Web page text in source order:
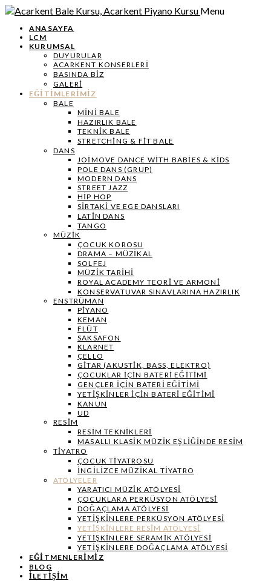
Menu
ANASAYFA
LCM
KURUMSAL
DUYURULAR
ACARKENT KONSERLERİ
BASINDA BİZ
GALERİ
EĞİTİMLERİMİZ
BALE
MİNİ BALE
HAZIRLIK BALE
TEKNIK BALE
STRETCHING & FIT BALE
DANS
JOIMOVE DANCE WITH BABIES & KIDS
POLE DANS (GRUP)
MODERN DANS
STREET JAZZ
HIP HOP
SIRTAKI VE EGE DANSLARI
LATIN DANS
TANGO
MÜZIK
ÇOCUK KOROSU
DRAMA – MÜZIKAL
SOLFEJ
MÜZIK TARIHI
ROYAL ACADEMY TEORI VE ARMONI
KONSERVATUVAR SINAVLARINA HAZIRLIK
ENSTRÜMAN
PIYANO
KEMAN
FLÜT
SAKSAFON
KLARNET
ÇELLO
GITAR (AKUSTIK, BASS, ELEKTRO)
ÇOCUKLAR IÇIN BATERI EĞITIMI
GENÇLER İÇIN BATERI EĞITIMI
YETIŞKINLER IÇIN BATERI EĞITIMI
KANUN
UD
RESIM
RESIM TEKNIKLERI
MASALLI KLASIK MÜZIK EŞLIĞINDE RESIM
TIYATRO
ÇOCUK TIYATROSU
İNGILIZCE MÜZIKAL TIYATRO
ATÖLYELER
YARATICI MÜZIK ATÖLYESI
ÇOCUKLARA PERKÜSYON ATÖLYESI
DOĞAÇLAMA ATÖLYESI
YETIŞKINLERE PERKÜSYON ATÖLYESI
YETIŞKINLERE RESIM ATÖLYESI
YETIŞKINLERE SERAMIK ATÖLYESI
YETIŞKINLERE DOĞAÇLAMA ATÖLYESI
EĞITMENLERIMIZ
BLOG
İLETİŞİM